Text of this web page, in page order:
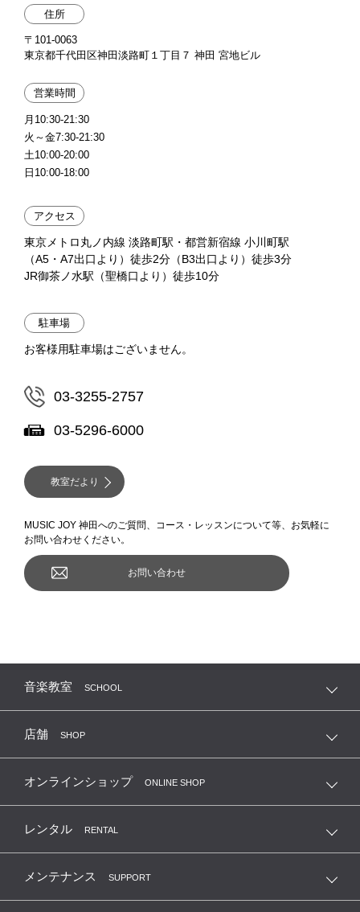
住所
〒101-0063
東京都千代田区神田淡路町１丁目７ 神田 宮地ビル
営業時間
月10:30-21:30
火～金7:30-21:30
土10:00-20:00
日10:00-18:00
アクセス
東京メトロ丸ノ内線 淡路町駅・都営新宿線 小川町駅
（A5・A7出口より）徒歩2分（B3出口より）徒歩3分
JR御茶ノ水駅（聖橋口より）徒歩10分
駐車場
お客様用駐車場はございません。
03-3255-2757
03-5296-6000
教室だより
MUSIC JOY 神田へのご質問、コース・レッスンについて等、お気軽に
お問い合わせください。
お問い合わせ
音楽教室 SCHOOL
店舗 SHOP
オンラインショップ ONLINE SHOP
レンタル RENTAL
メンテナンス SUPPORT